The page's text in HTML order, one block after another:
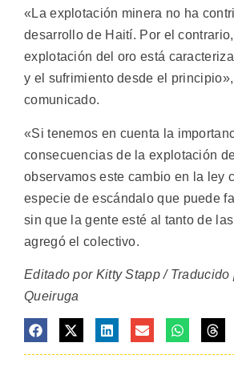
«La explotación minera no ha
desarrollo de Haití. Por el
explotación del oro está
y el sufrimiento desde el
comunicado.
«Si tenemos en cuenta la
consecuencias de la explotación
observamos este cambio en la ley
especie de escándalo que puede
sin que la gente esté al tanto de
agregó el colectivo.
Editado por Kitty Stapp / Traducido
Queiruga